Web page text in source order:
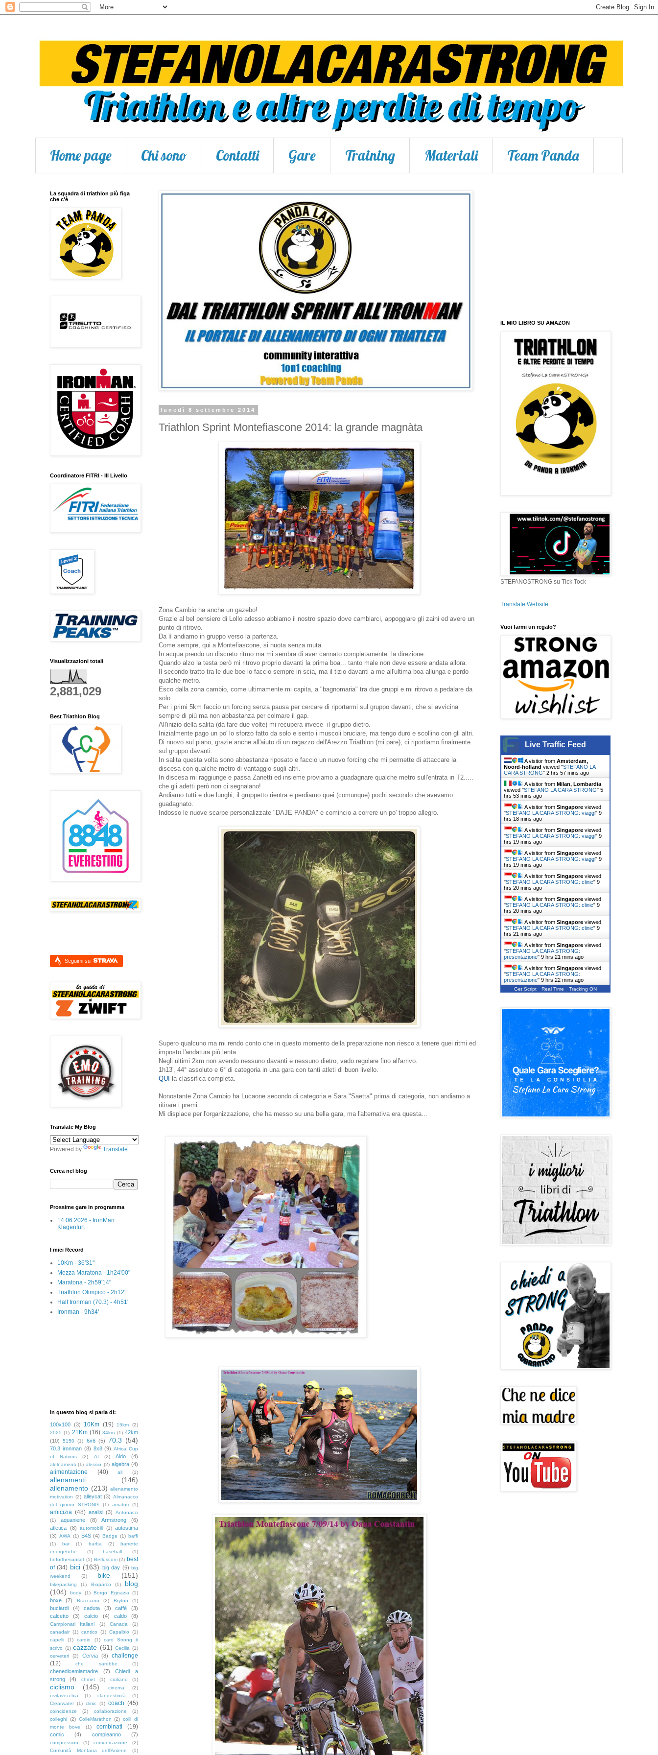
Home page Chi sono Contatti Gare Training Materiali Team Panda
lunedì 8 settembre 2014
Triathlon Sprint Montefiascone 2014: la grande magnàta
Zona Cambio ha anche un gazebo!
Grazie al bel pensiero di Lollo adesso abbiamo il nostro spazio dove cambiarci, appoggiare gli zaini ed avere un
punto di ritrovo.
Da lì andiamo in gruppo verso la partenza.
Come sempre, qui a Montefiascone, si nuota senza muta.
In acqua prendo un discreto ritmo ma mi sembra di aver cannato completamente la direzione.
Quando alzo la testa però mi ritrovo proprio davanti la prima boa... tanto male non deve essere andata allora.
Il secondo tratto tra le due boe lo faccio sempre in scia, ma il tizio davanti a me all'ultima boa allunga e perdo
qualche metro.
Esco dalla zona cambio, come ultimamente mi capita, a "bagnomaria" tra due gruppi e mi ritrovo a pedalare da
solo.
Per i primi 5km faccio un forcing senza pausa per cercare di riportarmi sul gruppo davanti, che si avvicina
sempre di più ma non abbastanza per colmare il gap.
All'inizio della salita (da fare due volte) mi recupera invece il gruppo dietro.
Inizialmente pago un po' lo sforzo fatto da solo e sento i muscoli bruciare, ma tengo duro e scollino con gli altri.
Di nuovo sul piano, grazie anche all'aiuto di un ragazzo dell'Arezzo Triathlon (mi pare), ci riportiamo finalmente
sul gruppo davanti.
In salita questa volta sono abbastanza riposato e faccio un nuovo forcing che mi permette di attaccare la
discesa con qualche metro di vantaggio sugli altri.
In discesa mi raggiunge e passa Zanetti ed insieme proviamo a guadagnare qualche metro sull'entrata in T2.....
che gli adetti però non ci segnalano!
Andiamo tutti e due lunghi, il gruppetto rientra e perdiamo quei (comunque) pochi secondo che avevamo
guadagnato.
Indosso le nuove scarpe personalizzate "DAJE PANDA" e comincio a correre un po' troppo allegro.
Supero qualcuno ma mi rendo conto che in questo momento della preparazione non riesco a tenere quei ritmi ed
imposto l'andatura più lenta.
Negli ultimi 2km non avendo nessuno davanti e nessuno dietro, vado regolare fino all'arrivo.
1h13', 44° assoluto e 6° di categoria in una gara con tanti atleti di buon livello.
QUI
la classifica completa.
Nonostante Zona Cambio ha Lucaone secondo di categoria e Sara "Saetta" prima di categoria, non andiamo a
ritirare i premi.
Mi dispiace per l'organizzazione, che ha messo su una bella gara, ma l'alternativa era questa...
La squadra di triathlon più figa
che c'è
Coordinatore FITRI - III Livello
Visualizzazioni totali
2,881,029
Best Triathlon Blog
Seguimi su
Translate My Blog
Powered by Translate
Cerca nel blog
Prossime gare in programma
14.06.2026 - IronMan
Klagenfurt
I miei Record
10Km - 36'31"
Mezza Maratona - 1h24'00"
Maratona - 2h59'14"
Triathlon Olimpico - 2h12'
Half Ironman (70.3) - 4h51'
Ironman - 9h34'
in questo blog si parla di:
100x100 (3) 10Km (19) 15km
(2)
2025 (1) 21Km (16) 34km (1) 42km
(10)
5150 (1) 6x6 (5) 70.3 (54)
70.3 ironman (8) 8x8 (9) Africa Cup
of Nations
(2) AI (2) Aldo (4)
alelnamenti (1) alessio (2) algebra (4)
alimentazione (40) all (1)
allenamenti
(146)
allenamento (213) allenamento
motivation (2) alleycat (3) Almanacco
del giorno STRONG
(1) amatori (1)
amicizia (48) analisi (3)
Antonacci
(1)
aquaniene (8) Armstrong
(6)
atletica (8) automobili (1) autostima
(3) AWA (1) B4S (4) Badge (1) baffi
(1)
bar (1) barba (2)
barrette
energetiche
(1) baseball
(1)
beforthesunset (1) Berlusconi (2) best
of (34) bici (163) big day (6) big
weekend
(2) bike (151)
bikepacking (1) Bioparco (1)
blog
(104)
body (1) Borgo Egnazia (1)
boxe (7) Bracciano (2) Bryton (1)
buciardi (4) caduta (3) caffè
(3)
calcetto
(3) calcio (4) caldo (8)
Campionati Italiani (1) Canada
(1)
canadair (1) cantico (1) Capalbio
(1)
capelli
(1) cardio (1)
caro Strong ti
scrivo (1) cazzate (61) Cecilia (1)
cerveteri
(2) Cervia (8)
challenge
(12)
che sarebbe (1)
chenedicemiamadre (7)
Chiedi a
strong
(4) chmet (1) ciciliano (1)
ciclismo (145) cinema
(2)
civitavecchia
(1) clandestinità
(1)
Clearwater (1) clinic (1) coach (45)
coincidenze (2) collaborazione
(1)
colleghi (2) ColleMarathon (2) colli di
monte bove
(1) combinati (19)
comic (4) compleanno (7)
compression (1) comunicazione
(2)
Comunità Montana dell'Aniene
(1)
IL MIO LIBRO SU AMAZON
STEFANOSTRONG su Tick Tock
Translate Website
Vuoi farmi un regalo?
Live Traffic Feed
A visitor from Amsterdam,
Noord-holland viewed "STEFANO LA
CARA STRONG" 2 hrs 57 mins ago
A visitor from Milan, Lombardia
viewed "STEFANO LA CARA STRONG" 5
hrs 53 mins ago
A visitor from Singapore viewed
"STEFANO LA CARA STRONG: viaggi" 9
hrs 18 mins ago
A visitor from Singapore viewed
"STEFANO LA CARA STRONG: viaggi" 9
hrs 19 mins ago
A visitor from Singapore viewed
"STEFANO LA CARA STRONG: viaggi" 9
hrs 19 mins ago
A visitor from Singapore viewed
"STEFANO LA CARA STRONG: clinic" 9
hrs 20 mins ago
A visitor from Singapore viewed
"STEFANO LA CARA STRONG: clinic" 9
hrs 20 mins ago
A visitor from Singapore viewed
"STEFANO LA CARA STRONG: clinic" 9
hrs 21 mins ago
A visitor from Singapore viewed
"STEFANO LA CARA STRONG:
presentazione" 9 hrs 21 mins ago
A visitor from Singapore viewed
"STEFANO LA CARA STRONG:
presentazione" 9 hrs 22 mins ago
Get Script Real Time Tracking ON